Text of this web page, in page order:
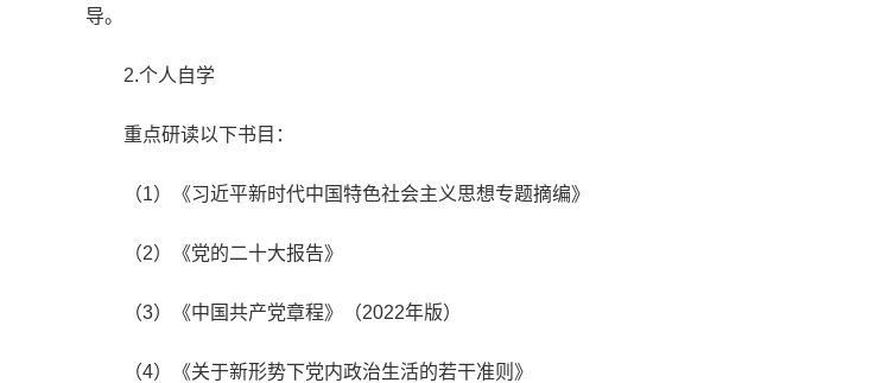
导。
2.个人自学
重点研读以下书目：
（1）《习近平新时代中国特色社会主义思想专题摘编》
（2）《党的二十大报告》
（3）《中国共产党章程》（2022年版）
（4）《关于新形势下党内政治生活的若干准则》